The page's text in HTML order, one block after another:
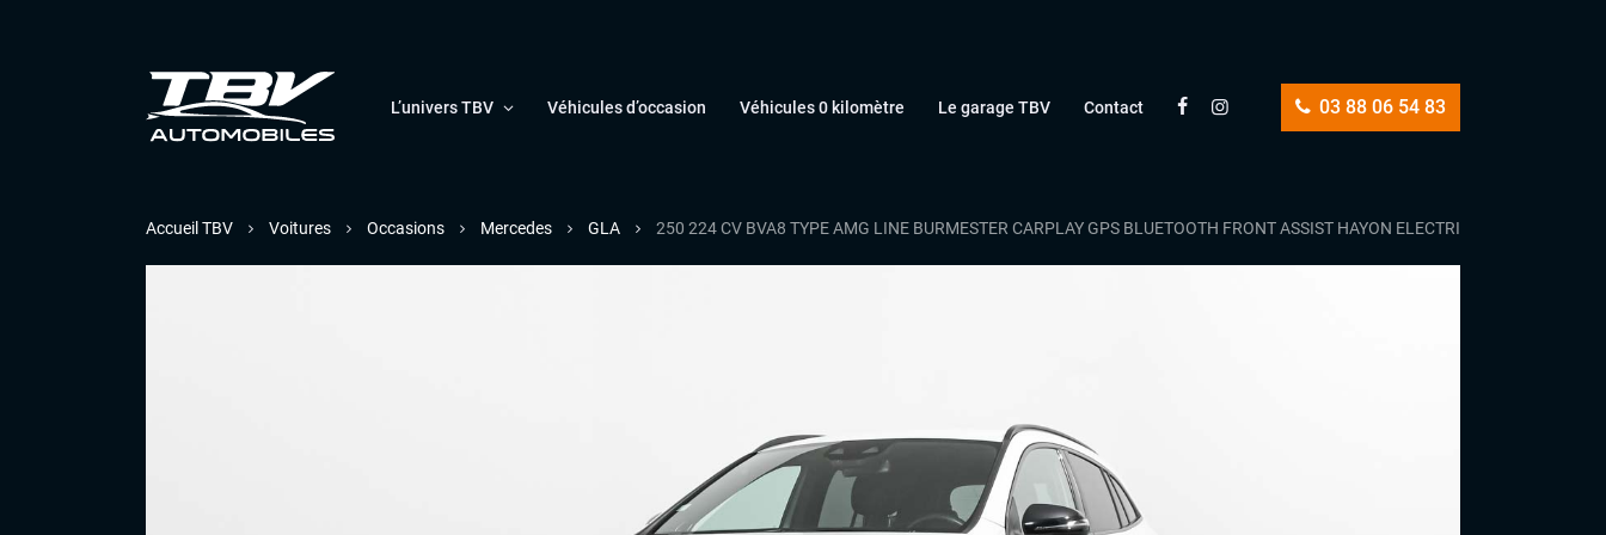
03 88 06 54 83
L’univers TBV Véhicules d’occasion Véhicules 0 kilomètre Le garage TBV Contact
Accueil TBV Voitures Occasions Mercedes GLA 250 224 CV BVA8 TYPE AMG LINE BURMESTER CARPLAY GPS BLUETOOTH FRONT ASSIST HAYON ELECTRIQUE PACK NOIR